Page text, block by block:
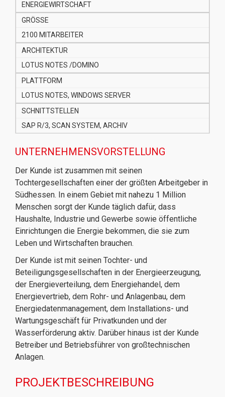
ENERGIEWIRTSCHAFT
GRÖSSE
2100 MITARBEITER
ARCHITEKTUR
LOTUS NOTES /DOMINO
PLATTFORM
LOTUS NOTES, WINDOWS SERVER
SCHNITTSTELLEN
SAP R/3, SCAN SYSTEM, ARCHIV
UNTERNEHMENSVORSTELLUNG
Der Kunde ist zusammen mit seinen
Tochtergesellschaften einer der größten Arbeitgeber in
Südhessen. In einem Gebiet mit nahezu 1 Million
Menschen sorgt der Kunde täglich dafür, dass
Haushalte, Industrie und Gewerbe sowie öffentliche
Einrichtungen die Energie bekommen, die sie zum
Leben und Wirtschaften brauchen.
Der Kunde ist mit seinen Tochter- und
Beteiligungsgesellschaften in der Energieerzeugung,
der Energieverteilung, dem Energiehandel, dem
Energievertrieb, dem Rohr- und Anlagenbau, dem
Energiedatenmanagement, dem Installations- und
Wartungsgeschäft für Privatkunden und der
Wasserförderung aktiv. Darüber hinaus ist der Kunde
Betreiber und Betriebsführer von großtechnischen
Anlagen.
PROJEKTBESCHREIBUNG